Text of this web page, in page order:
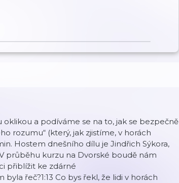
a podíváme se na to, jak se bezpečně
rozumu“ (který, jak zjistíme, v horách
Hostem dnešního dílu je Jindřich Sýkora,
průběhu kurzu na Dvorské boudě nám
přiblížit ke zdárné
byla řeč?1:13 Co bys řekl, že lidi v horách